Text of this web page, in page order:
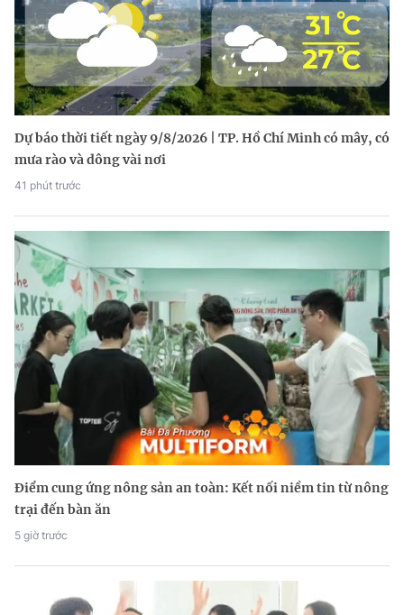
Dự báo thời tiết ngày 9/8/2026 | TP. Hồ Chí Minh có mây, có
mưa rào và dông vài nơi
41 phút trước
Điểm cung ứng nông sản an toàn: Kết nối niềm tin từ nông
trại đến bàn ăn
5 giờ trước